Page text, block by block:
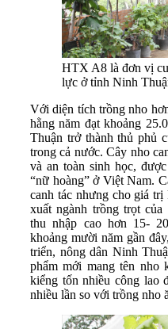
HTX A8 là đơn vị
lực ở tỉnh Ninh
Với diện tích trồng nho
hằng năm đạt khoảng
Thuận trở thành thủ phủ
trong cả nước. Cây nho
và an toàn sinh học,
“nữ hoàng” ở ViệtNam.
canh tác nhưng cho giá
xuất ngành trồng trọt
thu nhập cao hơn 15-
khoảng mười năm gần
triển, nông dân Ninh
phẩm mới mang tên nho
kiểng tốn nhiều công lao
nhiều lần so với trồng nho